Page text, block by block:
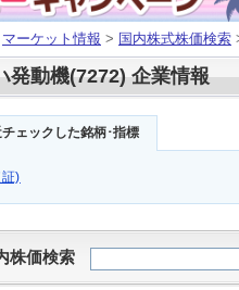
マーケット情報 > 国内株式株価検索
発動機(7272) 企業情報
ェックした銘柄･指標
)